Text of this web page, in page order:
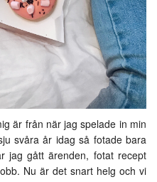
är från när jag spelade in min
svåra år idag så fotade bara
jag gått ärenden, fotat recept
Nu är det snart helg och vi